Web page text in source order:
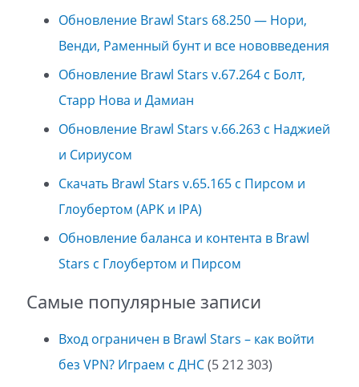
Обновление Brawl Stars 68.250 — Нори,
Венди, Раменный бунт и все нововведения
Обновление Brawl Stars v.67.264 с Болт,
Старр Нова и Дамиан
Обновление Brawl Stars v.66.263 с Наджией
и Сириусом
Скачать Brawl Stars v.65.165 с Пирсом и
Глоубертом (APK и IPA)
Обновление баланса и контента в Brawl
Stars с Глоубертом и Пирсом
Самые популярные записи
Вход ограничен в Brawl Stars – как войти
без VPN? Играем с ДНС(5 212 303)